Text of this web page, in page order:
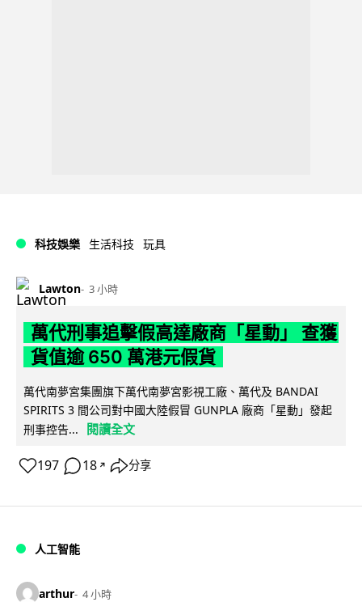
科技娛樂 生活科技 玩具
Lawton 3 小時
萬代刑事追擊假高達廠商「星動」 查獲
貨值逾 650 萬港元假貨
萬代南夢宮集團旗下萬代南夢宮影視工廠、萬代及 BANDAI
SPIRITS 3 間公司對中國大陸假冒 GUNPLA 廠商「星動」發起
刑事控告...
閱讀全文
197 18 ↗ 分享
人工智能
arthur 4 小時